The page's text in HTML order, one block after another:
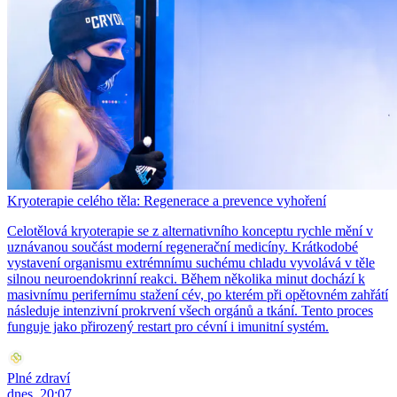
Kryoterapie celého těla: Regenerace a prevence vyhoření
Celotělová kryoterapie se z alternativního konceptu rychle mění v
uznávanou součást moderní regenerační medicíny. Krátkodobé
vystavení organismu extrémnímu suchému chladu vyvolává v těle
silnou neuroendokrinní reakci. Během několika minut dochází k
masivnímu perifernímu stažení cév, po kterém při opětovném zahřátí
následuje intenzivní prokrvení všech orgánů a tkání. Tento proces
funguje jako přirozený restart pro cévní i imunitní systém.
Plné zdraví
dnes, 20:07